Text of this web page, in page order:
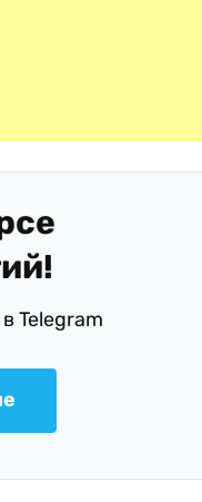
Telegram